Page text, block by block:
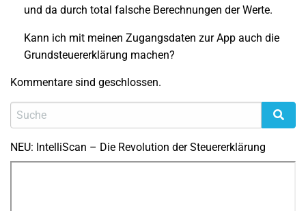
und da durch total falsche Berechnungen der Werte.
Kann ich mit meinen Zugangsdaten zur App auch die
Grundsteuererklärung machen?
Kommentare sind geschlossen.
NEU: IntelliScan – Die Revolution der Steuererklärung